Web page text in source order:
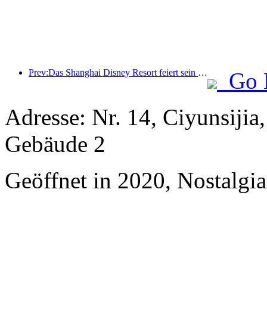
Prev:Das Shanghai Disney Resort feiert sein 10-jähriges Bestehen und hat bis heute über 100 Millionen Besucher empfangen.
Go
Adresse: Nr. 14,
Gebäude 2
Geöffnet in 2020,